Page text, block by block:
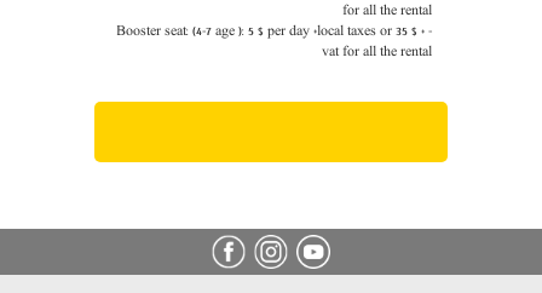
for all the rental
- Booster seat: (4-7 age ): 5 $ per day +local taxes or 35 $ +
vat for all the rental